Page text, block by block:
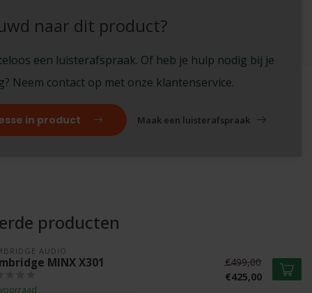
naar dit product?
een luisterafspraak. Of heb je hulp nodig bij je
Neem contact op met onze klantenservice.
in product Maak een luisterafspraak
producten
AUDIO
MINX X301
€499,00
€425,00